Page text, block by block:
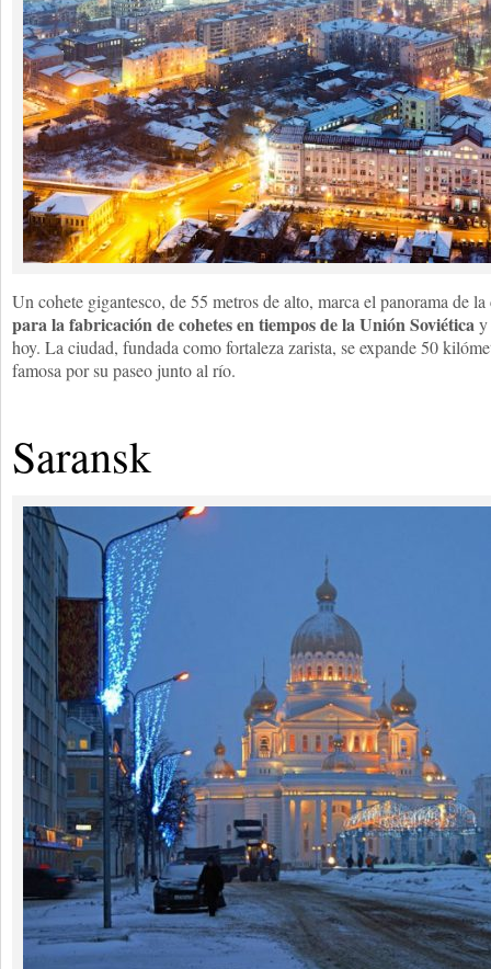
Un cohete gigantesco, de 55 metros de alto, marca el panorama de
para la fabricación de cohetes en tiempos de la Unión Soviéticay
hoy. La ciudad, fundada como fortaleza zarista, se expande 50
famosa por su paseo junto al río.
Saransk